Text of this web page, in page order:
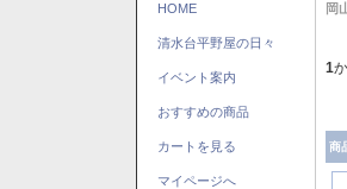
HOME
清水台平野屋の日々
イベント案内
おすすめの商品
カートを見る
マイページへ
岡
1
商